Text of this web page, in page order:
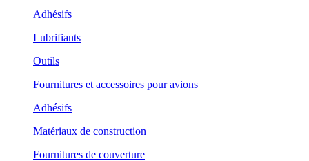
Adhésifs
Lubrifiants
Outils
Fournitures et accessoires pour avions
Adhésifs
Matériaux de construction
Fournitures de couverture